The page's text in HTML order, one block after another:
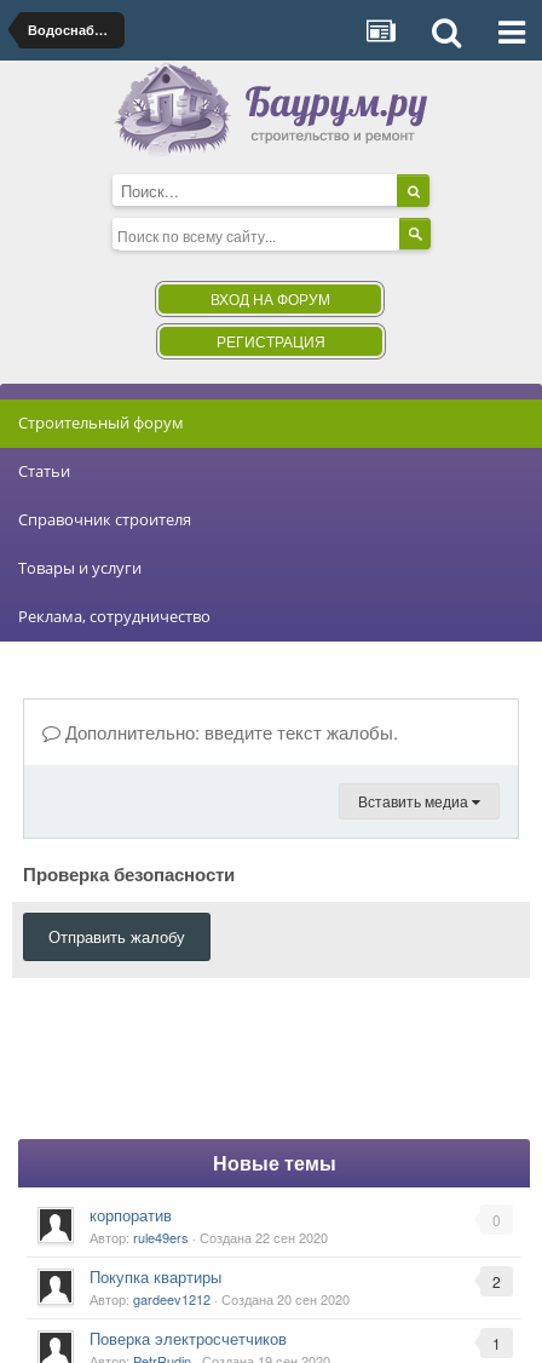
Водоснабжение, канализация
ВХОД НА ФОРУМ
РЕГИСТРАЦИЯ
Строительный форум
Статьи
Справочник строителя
Товары и услуги
Реклама, сотрудничество
Дополнительно: введите текст жалобы.
Вставить медиа
Проверка безопасности
Отправить жалобу
Новые темы
0
корпоратив
Автор: rule49ers · Создана22 сен 2020
2
Покупка квартиры
Автор: gardeev1212 · Создана20 сен 2020
1
Поверка электросчетчиков